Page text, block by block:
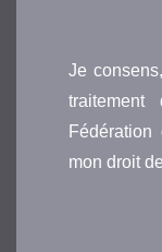
Je
mon droit